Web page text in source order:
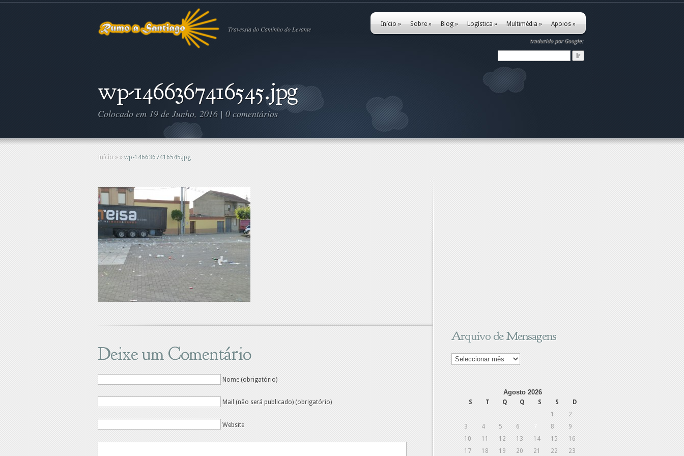
Travessia do Caminho do Levante
Início » Sobre» Blog» Logística » Multimédia » Apoios »
traduzido por Google:
wp-1466367416545.jpg
Colocado em 19 de Junho, 2016 | 0 comentários
Início » » wp-1466367416545.jpg
Deixe um Comentário
Nome (obrigatório)
Mail (não será publicado) (obrigatório)
Website
Arquivo de Mensagens
Arquivo
de
Agosto 2026
S T Q Q S S
D
1
2
3
4 5 6 8
9
10
11 12 13 14 15
16
17
18 19 20 21 22
23